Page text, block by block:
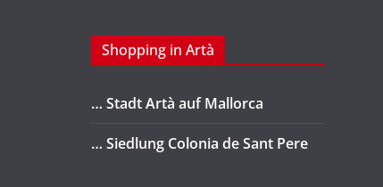
Shopping in Artà
… Stadt Artà auf Mallorca
… Siedlung Colonia de Sant Pere